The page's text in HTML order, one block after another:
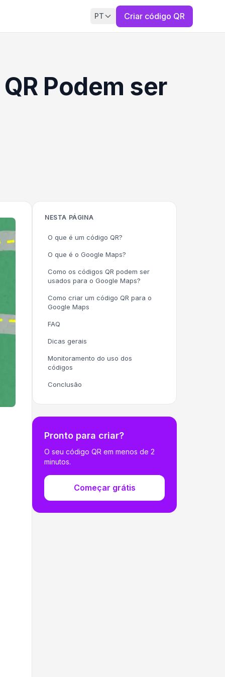
PT Criar código QR
Podem ser
NESTA PÁGINA
O que é um código QR?
O que é o Google Maps?
Como os códigos QR podem ser
usados para o Google Maps?
Como criar um código QR para o
Google Maps
FAQ
Dicas gerais
Monitoramento do uso dos
códigos
Conclusão
Pronto para criar?
O seu código QR em menos de 2
minutos.
Começar grátis